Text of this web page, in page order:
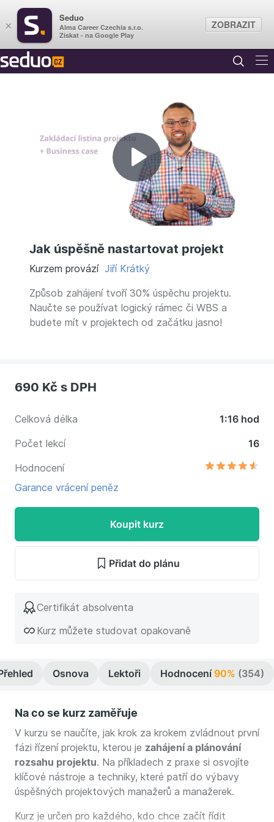
Přehrát
video
Jak úspěšně nastartovat projekt
Kurzem provází Jiří Krátký
Způsob zahájení tvoří 30% úspěchu projektu.
Naučte se používat logický rámec či WBS a
budete mít v projektech od začátku jasno!
690 Kč s DPH
Celková délka
1:16 hod
Počet lekcí
16
Hodnocení
Garance vrácení peněz
Koupit kurz
Přidat do plánu
Certifikát absolventa
Kurz můžete studovat opakovaně
Osnova Lektoři Hodnocení 90% (354)
Na co se kurz zaměřuje
V kurzu se naučíte, jak krok za krokem zvládnout první
fázi řízení projektu, kterou je zahájení a plánování
rozsahu projektu. Na příkladech z praxe si osvojíte
klíčové nástroje a techniky, které patří do výbavy
úspěšných projektových manažerů a manažerek.
Kurz je určen pro každého, kdo chce začít řídit
×
Seduo
Alma Career Czechia s.r.o.
Získat - na Google Play
ZOBRAZIT